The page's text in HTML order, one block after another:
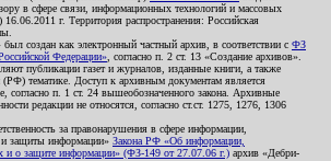
в сфере связи, информационных технологий и массовых
г. Территория распространения: Российская
создан как электронный частный архив, в соответствии с ФЗ
Федерации» , согласно п. 2 ст. 13 «Создание архивов».
публикации газет и журналов, изданные книги, а также
(РФ) тематике. Доступ к архивным документам является
согласно п. 1 ст. 24 вышеобозначенного закона. Архивные
редакции не относятся, согласно ст.ст. 1275, 1276, 1306
за правонарушения в сфере информации,
защиты информации» Закона РФ «Об информации,
и о защите информации» (ФЗ-149 от 27.07.06 г.) архив «Дебри-